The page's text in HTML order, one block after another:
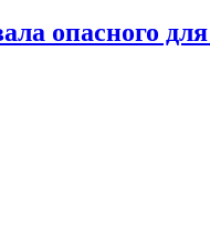
опасного